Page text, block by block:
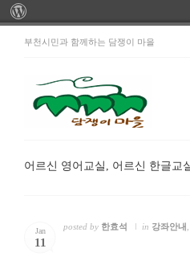
부천시민과 함께하는 담쟁이 마을
어르신 영어교실, 어르신 한글교
Jan
11
posted by 한효석 in 강좌안내